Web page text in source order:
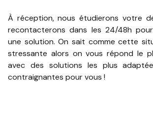
À réception, nous étudierons votre
recontacterons dans les 24/48h
une solution. On sait comme cette
stressante alors on vous répond le
avec des solutions les plus
contraignantes pour vous !